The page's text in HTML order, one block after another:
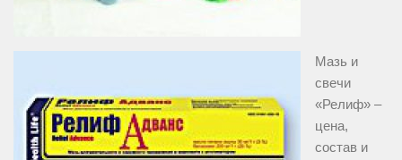
Мазь и
свечи
«Релиф» –
цена,
состав и